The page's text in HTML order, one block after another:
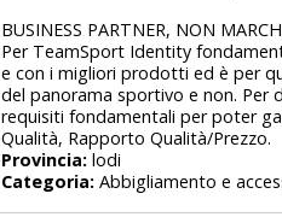
BUSINESS PARTNER, NON
Per TeamSport Identity
e con i migliori prodotti ed è per
del panorama sportivo e non. Per
requisiti fondamentali per poter
Qualità, Rapporto Qualità/Prezzo.
Provincia: lodi
Categoria: Abbigliamento e